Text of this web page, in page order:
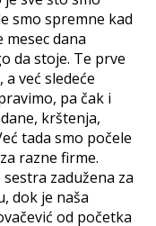
smo spremne kad
mesec dana
da stoje. Te prve
već sledeće
pa čak i
krštenja,
tada smo počele
razne firme.
zadužena za
dok je naša
od početka